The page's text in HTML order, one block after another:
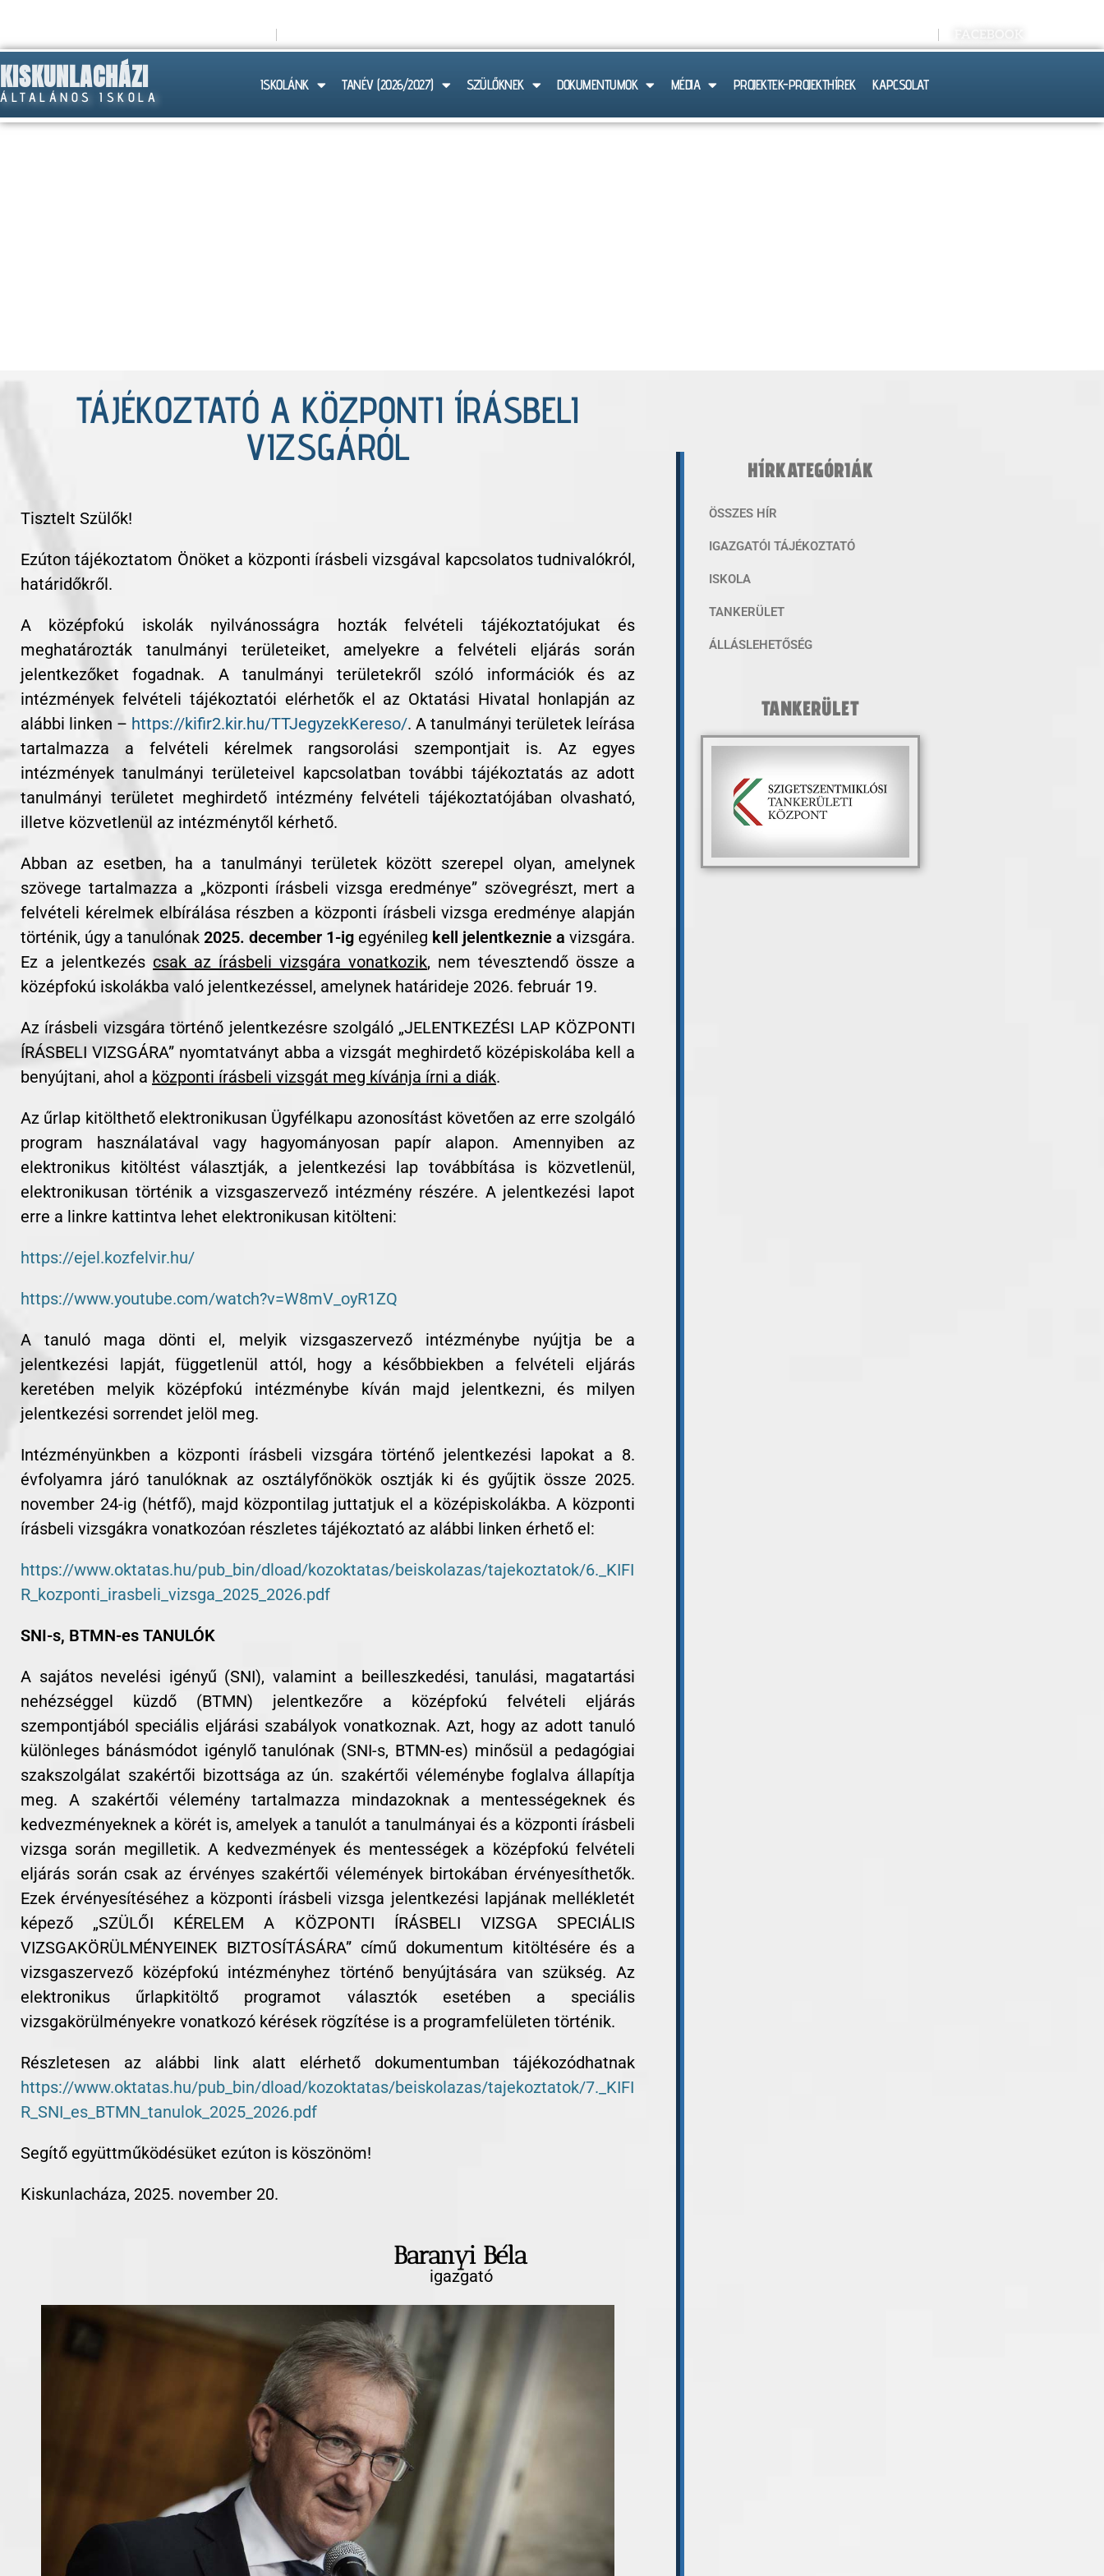
KISKUNLACHÁZI
ÁLTALÁNOS ISKOLA
ISKOLÁNK TANÉV (2026/2027) SZÜLŐKNEK DOKUMENTUMOK MÉDIA PROJEKTEK-PROJEKTHÍREK KAPCSOLAT
TÁJÉKOZTATÓ A KÖZPONTI ÍRÁSBELI
VIZSGÁRÓL
Tisztelt Szülők!
Ezúton tájékoztatom Önöket a központi írásbeli vizsgával kapcsolatos tudnivalókról,
határidőkről.
A középfokú iskolák nyilvánosságra hozták felvételi tájékoztatójukat és
meghatározták tanulmányi területeiket, amelyekre a felvételi eljárás során
jelentkezőket fogadnak. A tanulmányi területekről szóló információk és az
intézmények felvételi tájékoztatói elérhetők el az Oktatási Hivatal honlapján az
alábbi linken – https://kifir2.kir.hu/TTJegyzekKereso/. A tanulmányi területek leírása
tartalmazza a felvételi kérelmek rangsorolási szempontjait is. Az egyes
intézmények tanulmányi területeivel kapcsolatban további tájékoztatás az adott
tanulmányi területet meghirdető intézmény felvételi tájékoztatójában olvasható,
illetve közvetlenül az intézménytől kérhető.
Abban az esetben, ha a tanulmányi területek között szerepel olyan, amelynek
szövege tartalmazza a „központi írásbeli vizsga eredménye” szövegrészt, mert a
felvételi kérelmek elbírálása részben a központi írásbeli vizsga eredménye alapján
történik, úgy a tanulónak 2025. december 1-ig egyénileg kell jelentkeznie a vizsgára.
Ez a jelentkezés csak az írásbeli vizsgára vonatkozik, nem tévesztendő össze a
középfokú iskolákba való jelentkezéssel, amelynek határideje 2026. február 19.
Az írásbeli vizsgára történő jelentkezésre szolgáló „JELENTKEZÉSI LAP KÖZPONTI
ÍRÁSBELI VIZSGÁRA” nyomtatványt abba a vizsgát meghirdető középiskolába kell a
benyújtani, ahol a központi írásbeli vizsgát meg kívánja írni a diák.
Az űrlap kitölthető elektronikusan Ügyfélkapu azonosítást követően az erre szolgáló
program használatával vagy hagyományosan papír alapon. Amennyiben az
elektronikus kitöltést választják, a jelentkezési lap továbbítása is közvetlenül,
elektronikusan történik a vizsgaszervező intézmény részére. A jelentkezési lapot
erre a linkre kattintva lehet elektronikusan kitölteni:
https://ejel.kozfelvir.hu/
https://www.youtube.com/watch?v=W8mV_oyR1ZQ
A tanuló maga dönti el, melyik vizsgaszervező intézménybe nyújtja be a
jelentkezési lapját, függetlenül attól, hogy a későbbiekben a felvételi eljárás
keretében melyik középfokú intézménybe kíván majd jelentkezni, és milyen
jelentkezési sorrendet jelöl meg.
Intézményünkben a központi írásbeli vizsgára történő jelentkezési lapokat a 8.
évfolyamra járó tanulóknak az osztályfőnökök osztják ki és gyűjtik össze 2025.
november 24-ig (hétfő), majd központilag juttatjuk el a középiskolákba. A központi
írásbeli vizsgákra vonatkozóan részletes tájékoztató az alábbi linken érhető el:
https://www.oktatas.hu/pub_bin/dload/kozoktatas/beiskolazas/tajekoztatok/6._KIFI
R_kozponti_irasbeli_vizsga_2025_2026.pdf
SNI-s, BTMN-es TANULÓK
A sajátos nevelési igényű (SNI), valamint a beilleszkedési, tanulási, magatartási
nehézséggel küzdő (BTMN) jelentkezőre a középfokú felvételi eljárás
szempontjából speciális eljárási szabályok vonatkoznak. Azt, hogy az adott tanuló
különleges bánásmódot igénylő tanulónak (SNI-s, BTMN-es) minősül a pedagógiai
szakszolgálat szakértői bizottsága az ún. szakértői véleménybe foglalva állapítja
meg. A szakértői vélemény tartalmazza mindazoknak a mentességeknek és
kedvezményeknek a körét is, amelyek a tanulót a tanulmányai és a központi írásbeli
vizsga során megilletik. A kedvezmények és mentességek a középfokú felvételi
eljárás során csak az érvényes szakértői vélemények birtokában érvényesíthetők.
Ezek érvényesítéséhez a központi írásbeli vizsga jelentkezési lapjának mellékletét
képező „SZÜLŐI KÉRELEM A KÖZPONTI ÍRÁSBELI VIZSGA SPECIÁLIS
VIZSGAKÖRÜLMÉNYEINEK BIZTOSÍTÁSÁRA” című dokumentum kitöltésére és a
vizsgaszervező középfokú intézményhez történő benyújtására van szükség. Az
elektronikus űrlapkitöltő programot választók esetében a speciális
vizsgakörülményekre vonatkozó kérések rögzítése is a programfelületen történik.
Részletesen az alábbi link alatt elérhető dokumentumban tájékozódhatnak
https://www.oktatas.hu/pub_bin/dload/kozoktatas/beiskolazas/tajekoztatok/7._KIFI
R_SNI_es_BTMN_tanulok_2025_2026.pdf
Segítő együttműködésüket ezúton is köszönöm!
Kiskunlacháza, 2025. november 20.
Baranyi Béla
igazgató
HÍRKATEGÓRIÁK
ÖSSZES HÍR
IGAZGATÓI TÁJÉKOZTATÓ
ISKOLA
TANKERÜLET
ÁLLÁSLEHETŐSÉG
TANKERÜLET